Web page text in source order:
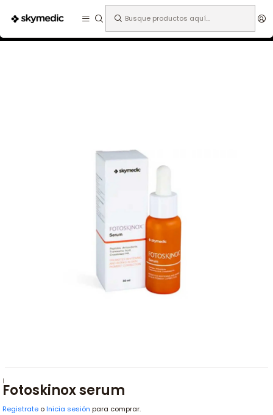
Dermatología Fotoprotección Fotoskinox serum
|
Fotoskinox serum
Registrate o Inicia sesión para comprar.